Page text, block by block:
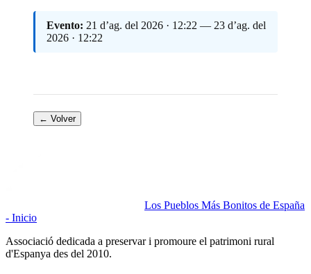
Evento: 21 d’ag. del 2026 · 12:22 — 23 d’ag. del
2026 · 12:22
← Volver
Los Pueblos Más Bonitos de España
- Inicio
Associació dedicada a preservar i promoure el patrimoni rural
d'Espanya des del 2010.